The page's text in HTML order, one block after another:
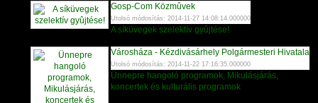
Gosp-Com Közmûvek
Utolsó módosítás: 2014-11-27 14:08:14.000000
A síküvegek szelektív gyûjtése!
Városháza - Kézdivásárhely Polgármesteri Hivatala
Utolsó módosítás: 2014-11-22 17:16:35.000000
Ünnepre hangoló programok, Mikulásjárás,
koncertek és kulturális programok